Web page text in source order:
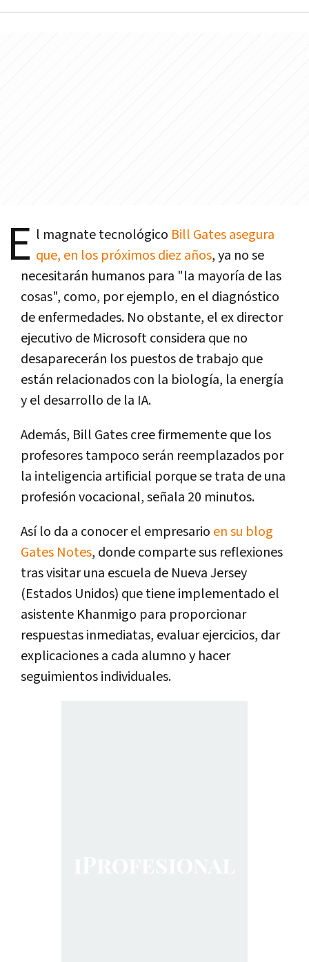
E l magnate tecnológico Bill Gates asegura
que, en los próximos diez años, ya no se
necesitarán humanos para "la mayoría de las
cosas", como, por ejemplo, en el diagnóstico
de enfermedades. No obstante, el ex director
ejecutivo de Microsoft considera que no
desaparecerán los puestos de trabajo que
están relacionados con la biología, la energía
y el desarrollo de la IA.
Además, Bill Gates cree firmemente que los
profesores tampoco serán reemplazados por
la inteligencia artificial porque se trata de una
profesión vocacional, señala 20 minutos.
Así lo da a conocer el empresario en su blog
Gates Notes, donde comparte sus reflexiones
tras visitar una escuela de Nueva Jersey
(Estados Unidos) que tiene implementado el
asistente Khanmigo para proporcionar
respuestas inmediatas, evaluar ejercicios, dar
explicaciones a cada alumno y hacer
seguimientos individuales.